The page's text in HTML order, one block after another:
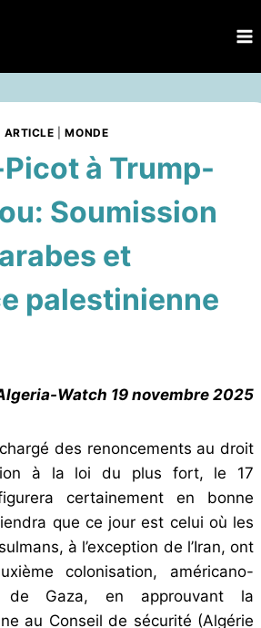
ARTICLE |MONDE
à Trump-
Soumission
et
palestinienne
Watch 19 novembre 2025
des renoncements au droit
à la loi du plus fort, le 17
certainement en bonne
que ce jour est celui où les
à l’exception de l’Iran, ont
colonisation, américano-
de Gaza, en approuvant la
au Conseil de sécurité (Algérie